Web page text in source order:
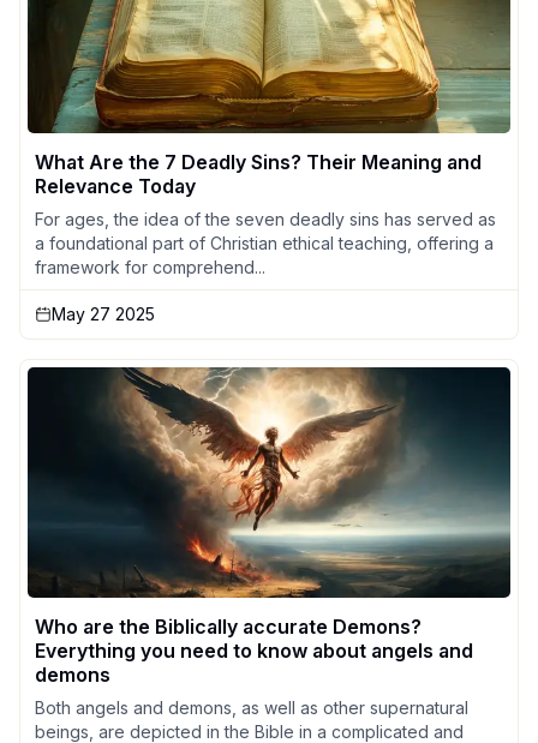
What Are the 7 Deadly Sins? Their Meaning and
Relevance Today
For ages, the idea of the seven deadly sins has served as
a foundational part of Christian ethical teaching, offering a
framework for comprehend...
May 27 2025
Who are the Biblically accurate Demons?
Everything you need to know about angels and
demons
Both angels and demons, as well as other supernatural
beings, are depicted in the Bible in a complicated and